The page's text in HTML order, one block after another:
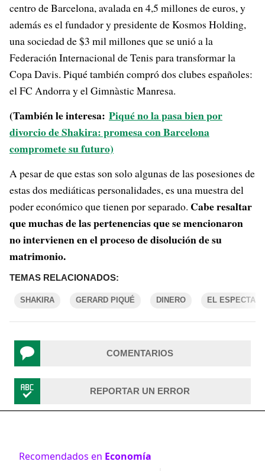
centro de Barcelona, avalada en 4,5 millones de euros, y
además es el fundador y presidente de Kosmos Holding,
una sociedad de $3 mil millones que se unió a la
Federación Internacional de Tenis para transformar la
Copa Davis. Piqué también compró dos clubes españoles:
el FC Andorra y el Gimnàstic Manresa.
(También le interesa: Piqué no la pasa bien por
divorcio de Shakira: promesa con Barcelona
compromete su futuro)
A pesar de que estas son solo algunas de las posesiones de
estas dos mediáticas personalidades, es una muestra del
poder económico que tienen por separado. Cabe resaltar
que muchas de las pertenencias que se mencionaron
no intervienen en el proceso de disolución de su
matrimonio.
TEMAS RELACIONADOS:
SHAKIRA GERARD PIQUÉ DINERO EL
COMENTARIOS
REPORTAR UN ERROR
Recomendados en Economía